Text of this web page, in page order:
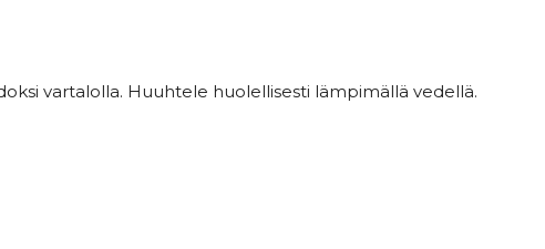
vartalolla. Huuhtele huolellisesti lämpimällä vedellä.